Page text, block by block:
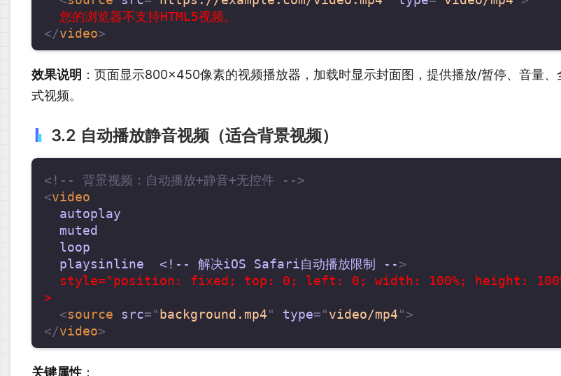
</video>
效果说明 ：页面显示800×450像素的视频播放器，加载时显示封面图，提供播放/暂停、音量
式视频。
3.2 自动播放静音视频（适合背景视频）
<!-- 背景视频：自动播放+静音+无控件 -->
<video
autoplay
muted
loop
playsinline
<!-- 解决iOS Safari自动播放限制 -->
style="position: fixed; top: 0; left: 0; width: 100%; height:
>
<source src=" background.mp4" type="video/mp4">
</video>
关键属性 ：